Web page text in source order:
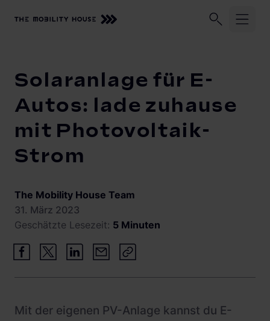
Lösungen und Services
Beratung, Planung und Installation
Monitoring
Zuhause laden
Knowledge Center
Vehicle-to-Grid
Solaranlage für E-
Autos: lade zuhause
mit Photovoltaik-
Strom
The Mobility House Team
31. März 2023
Geschätzte Lesezeit: 5 Minuten
Mit der eigenen PV-Anlage kannst du E-